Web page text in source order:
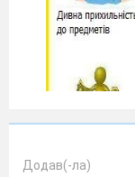
Додав(-ла)